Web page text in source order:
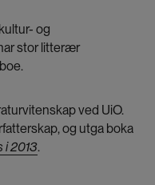
og
stor litterær
ved UiO.
og utga boka
i 2013.